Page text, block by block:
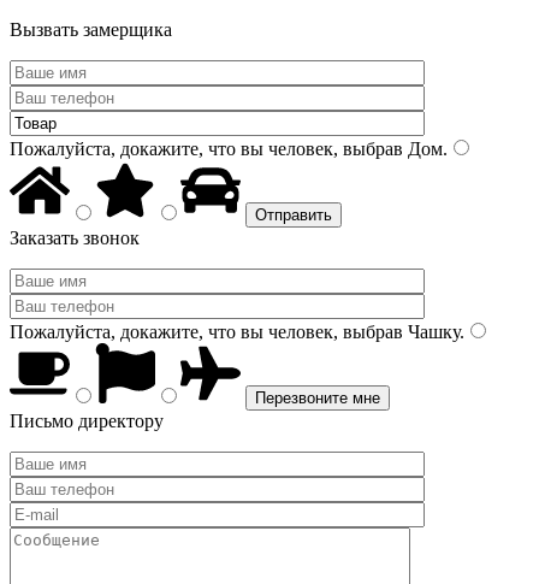
Вызвать замерщика
Пожалуйста, докажите, что вы человек, выбрав Дом.
Заказать звонок
Пожалуйста, докажите, что вы человек, выбрав Чашку.
Письмо директору